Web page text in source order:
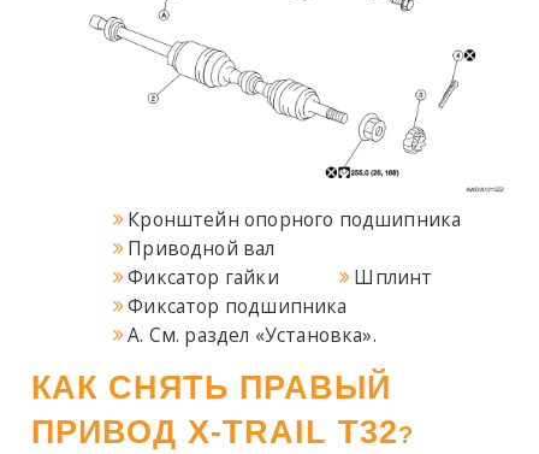
Кронштейн опорного подшипника
Приводной вал
Фиксатор гайки
Шплинт
Фиксатор подшипника
A. См. раздел «Установка».
КАК СНЯТЬ ПРАВЫЙ
ПРИВОД X-TRAIL T32?